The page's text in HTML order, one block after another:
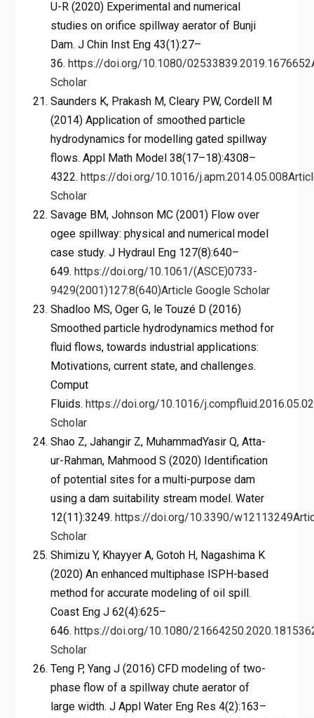
U-R (2020) Experimental and numerical
studies on orifice spillway aerator of Bunji
Dam. J Chin Inst Eng 43(1):27–
36. https://doi.org/10.1080/02533839.2019.1676652
Scholar
Saunders K, Prakash M, Cleary PW, Cordell M
(2014) Application of smoothed particle
hydrodynamics for modelling gated spillway
flows. Appl Math Model 38(17–18):4308–
4322. https://doi.org/10.1016/j.apm.2014.05.008
Scholar
Savage BM, Johnson MC (2001) Flow over
ogee spillway: physical and numerical model
case study. J Hydraul Eng 127(8):640–
649. https://doi.org/10.1061/(ASCE)0733-
9429(2001)127:8(640)Article Google Scholar
Shadloo MS, Oger G, le Touzé D (2016)
Smoothed particle hydrodynamics method for
fluid flows, towards industrial applications:
Motivations, current state, and challenges.
Comput
Fluids. https://doi.org/10.1016/
Scholar
Shao Z, Jahangir Z, MuhammadYasir Q, Atta-
ur-Rahman, Mahmood S (2020) Identification
of potential sites for a multi-purpose dam
using a dam suitability stream model. Water
12(11):3249. https://doi.org/10.3390/w12113249
Scholar
Shimizu Y, Khayyer A, Gotoh H, Nagashima K
(2020) An enhanced multiphase ISPH-based
method for accurate modeling of oil spill.
Coast Eng J 62(4):625–
646. https://doi.org/10.1080/
Scholar
Teng P, Yang J (2016) CFD modeling of two-
phase flow of a spillway chute aerator of
large width. J Appl Water Eng Res 4(2):163–